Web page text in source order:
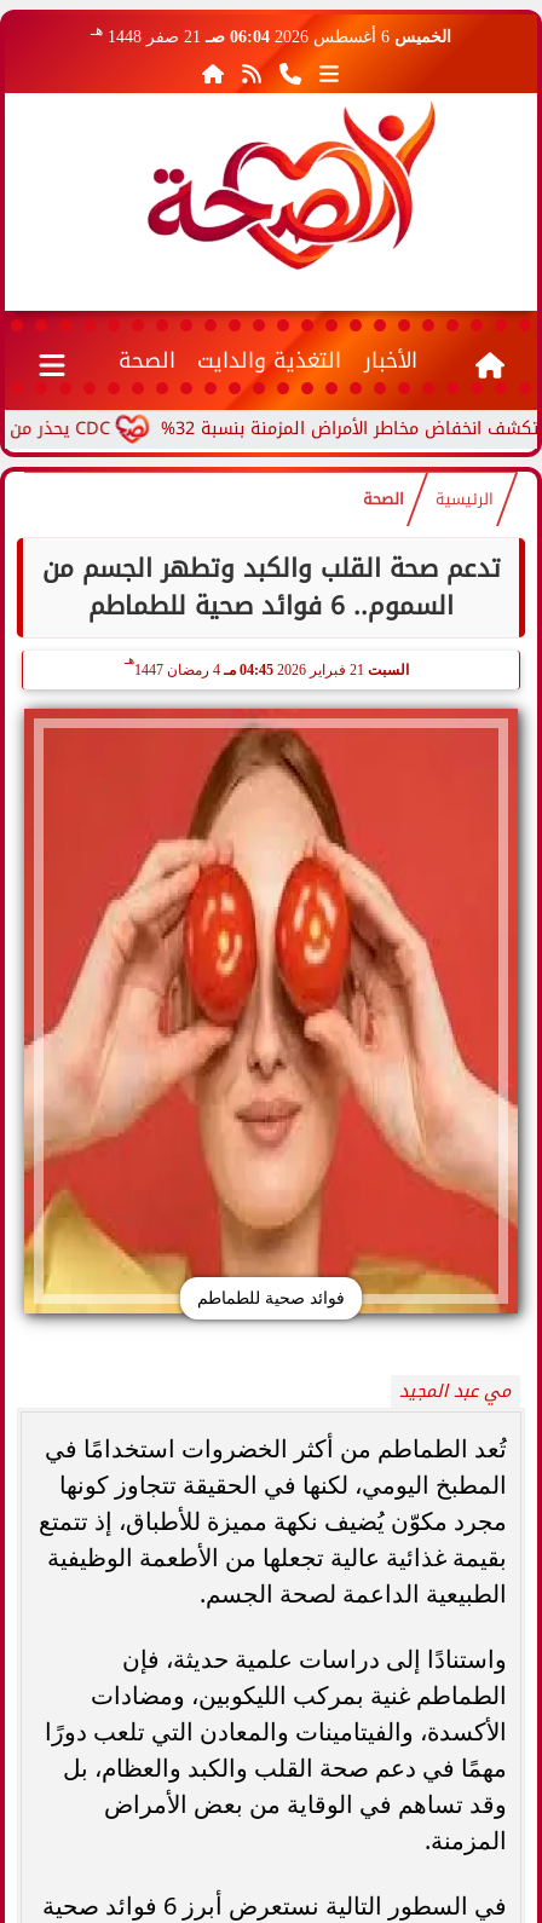
الخميس 06:04 صـ 21 صفر 1448 هـ
الأخبار التغذية والدايت الصحة
CDC يحذر من ارتفاع حالات حمى الأرانب.. مرض نادر ينتقل من الحيوانات... مخاطر الأمراض المزمنة بنسبة 32%
الرئيسية الصحة
تدعم صحة القلب والكبد وتطهر الجسم من
السموم.. 6 فوائد صحية للطماطم
السبت 04:45 مـ 4 رمضان 1447
هـ
فوائد صحية للطماطم
مي عبد المجيد
تُعد الطماطم من أكثر الخضروات استخدامًا في
المطبخ اليومي، لكنها في الحقيقة تتجاوز كونها
مجرد مكوّن يُضيف نكهة مميزة للأطباق، إذ تتمتع
بقيمة غذائية عالية تجعلها من الأطعمة الوظيفية
الطبيعية الداعمة لصحة الجسم.
واستنادًا إلى دراسات علمية حديثة، فإن
الطماطم غنية بمركب الليكوبين، ومضادات
الأكسدة، والفيتامينات والمعادن التي تلعب دورًا
مهمًا في دعم صحة القلب والكبد والعظام، بل
وقد تساهم في الوقاية من بعض الأمراض
المزمنة.
في السطور التالية نستعرض أبرز 6 فوائد صحية